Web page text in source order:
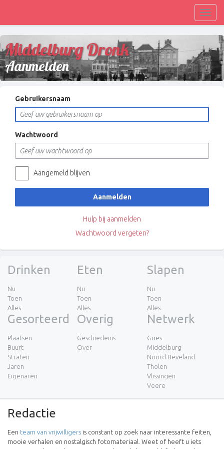
Middelburg Dronk
Aanmelden
Gebruikersnaam
Wachtwoord
Aangemeld blijven
Aanmelden
Hulp bij aanmelden
Wachtwoord vergeten?
Drinken
Nu
Toen
Alles
Eten
Nu
Toen
Alles
Slapen
Nu
Toen
Alles
Gesorteerd
Plaatsen
Buurt
Straten
Jaren
Eigenaren
Overig
Geschiedenis
Over
Netwerk
Goes
Middelburg
Noord Beveland
Tholen
Vlissingen
Veere
Redactie
Een team van vrijwilligers is constant op zoek naar interessante feiten,
mooie verhalen en nostalgisch fotomateriaal. Weet of heeft u iets